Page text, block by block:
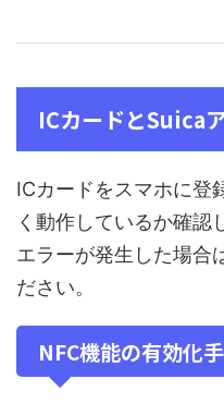
ICカードとSuica
ICカードをスマホに登
く動作しているか確認
エラーが発生した場合
ださい。
NFC機能の有効化